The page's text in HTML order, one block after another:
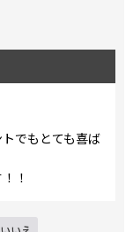
でもとても喜ば
！